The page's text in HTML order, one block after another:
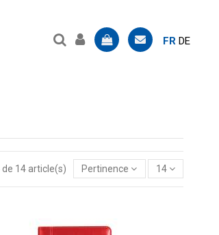
FR DE
14 article(s) Pertinence 14